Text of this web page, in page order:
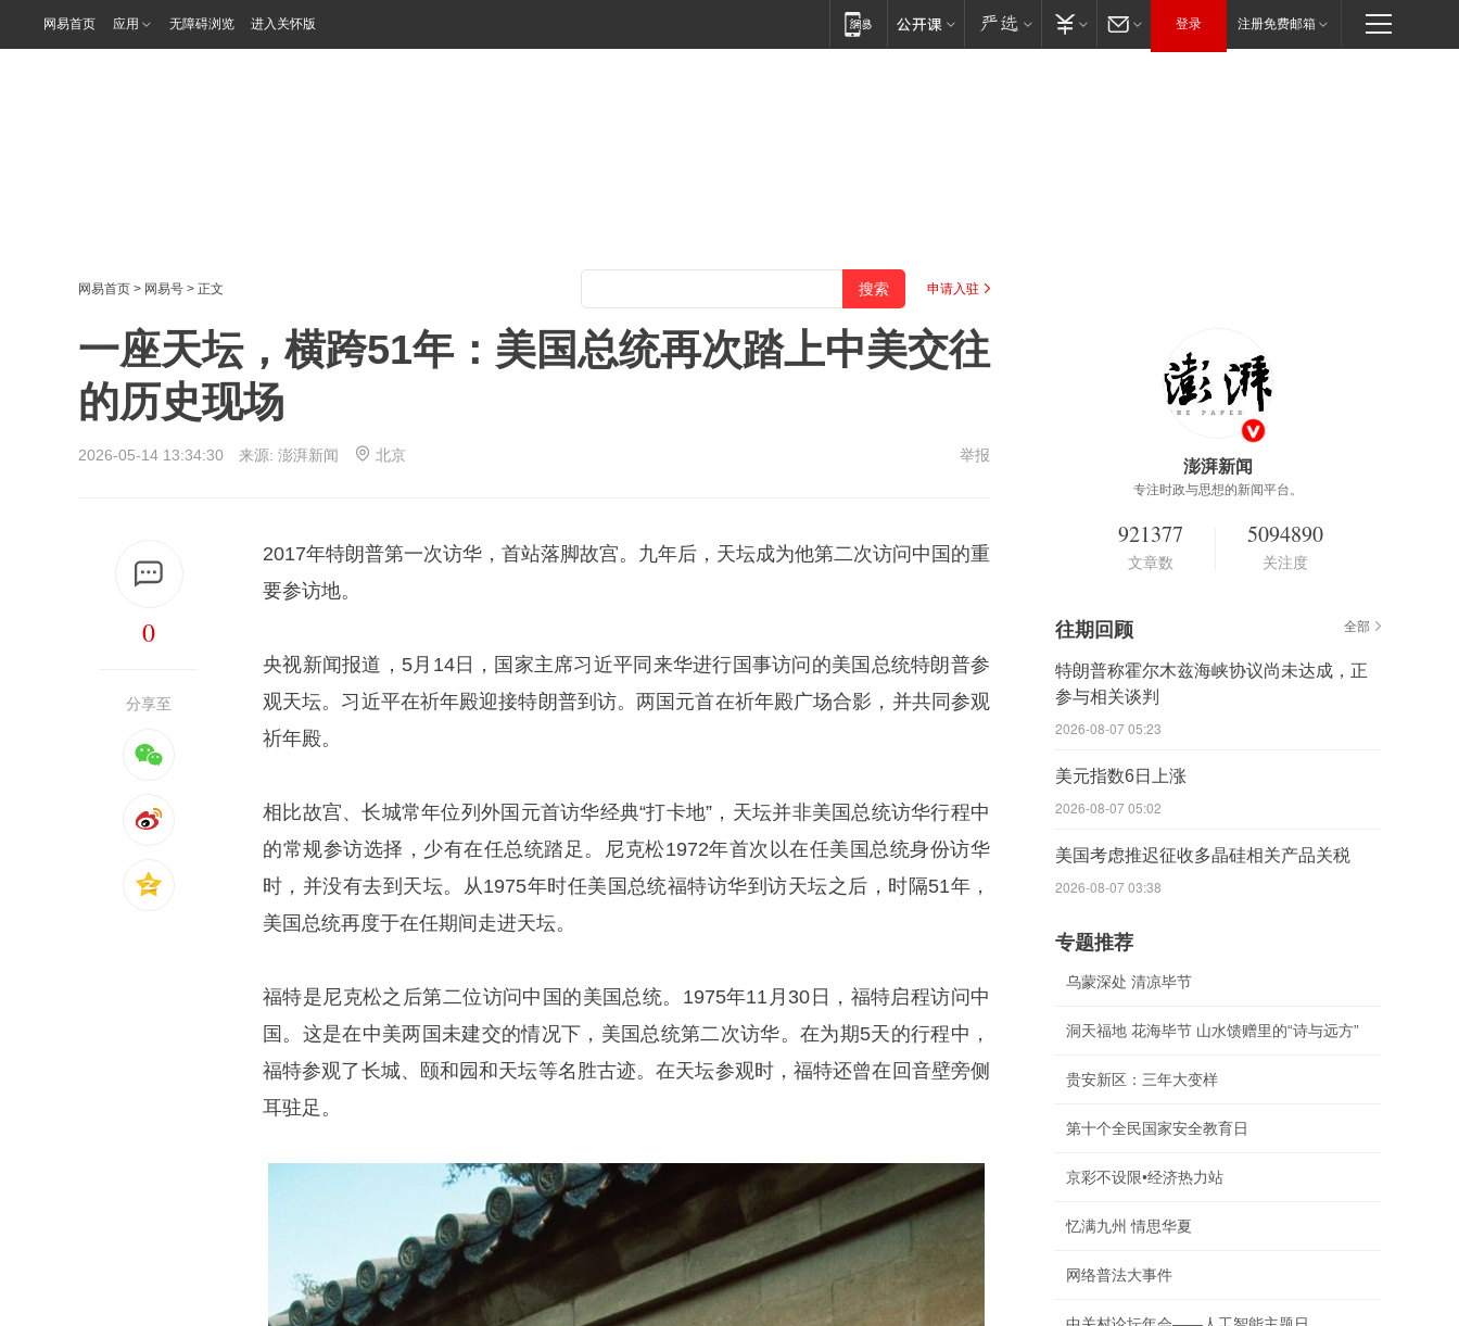
网易首页 应用 无障碍浏览 进入关怀版 登录 注册免费邮箱
网易首页 > 网易号 > 正文 申请入驻
一座天坛，横跨51年：美国总统再次踏上中美交往
的历史现场
2026-05-14 13:34:30 来源: 澎湃新闻 北京 举报
0
分享至
2017年特朗普第一次访华，首站落脚故宫。九年后，天坛成为他第二次访问中国的重
要参访地。
央视新闻报道，5月14日，国家主席习近平同来华进行国事访问的美国总统特朗普参
观天坛。习近平在祈年殿迎接特朗普到访。两国元首在祈年殿广场合影，并共同参观
祈年殿。
相比故宫、长城常年位列外国元首访华经典“打卡地”，天坛并非美国总统访华行程中
的常规参访选择，少有在任总统踏足。 尼克松1972年首次以在任美国总统身份访华
时，并没有去到天坛。从1975年时任美国总统福特访华到访天坛之后，时隔51年，
美国总统再度于在任期间走进天坛。
福特是尼克松之后第二位访问中国的美国总统。1975年11月30日，福特启程访问中
国。这是在中美两国未建交的情况下，美国总统第二次访华。在为期5天的行程中，
福特参观了长城、颐和园和天坛等名胜古迹。在天坛参观时，福特还曾在回音壁旁侧
耳驻足。
澎湃新闻
专注时政与思想的新闻平台。
921377
文章数
5094890
关注度
往期回顾 全部
特朗普称霍尔木兹海峡协议尚未达成，正
参与相关谈判
2026-08-07 05:23
美元指数6日上涨
2026-08-07 05:02
美国考虑推迟征收多晶硅相关产品关税
2026-08-07 03:38
专题推荐
乌蒙深处 清凉毕节
洞天福地 花海毕节 山水馈赠里的“诗与远方”
贵安新区：三年大变样
第十个全民国家安全教育日
京彩不设限•经济热力站
忆满九州 情思华夏
网络普法大事件